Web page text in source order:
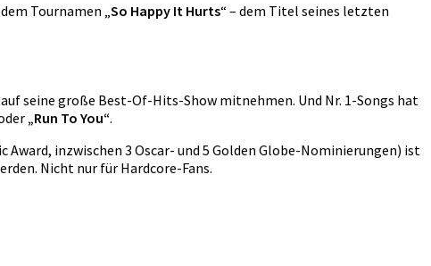
Tournamen „ So Happy It Hurts“ – dem Titel seines letzten
seine große Best-Of-Hits-Show mitnehmen. Und Nr. 1-Songs hat
„Run To You“.
Award, inzwischen 3 Oscar- und 5 Golden Globe-Nominierungen) ist
Nicht nur für Hardcore-Fans.